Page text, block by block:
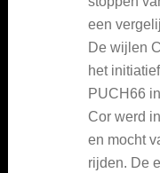
een
De wijlen
het
PUCH66
Cor werd
en mocht
rijden. De